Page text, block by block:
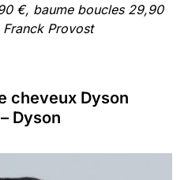
€, baume boucles 29,90
Provost
cheveux Dyson
Dyson